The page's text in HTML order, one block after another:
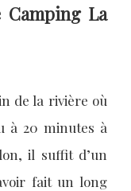
La
de la rivière où
à 20 minutes à
il suffit d’un
fait un long